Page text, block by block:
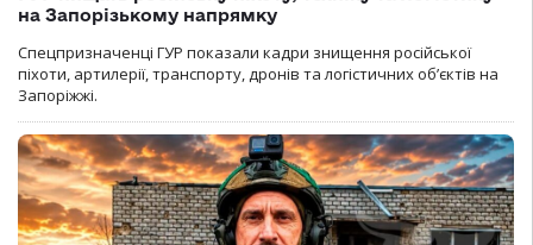
на Запорізькому напрямку
Спецпризначенці ГУР показали кадри знищення російської
піхоти, артилерії, транспорту, дронів та логістичних об’єктів на
Запоріжжі.